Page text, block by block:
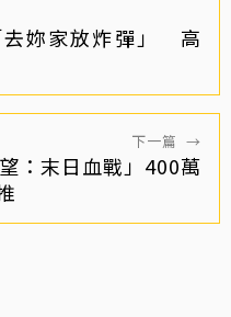
去妳家放炸彈」 高
下一篇 →
：末日血戰」400萬